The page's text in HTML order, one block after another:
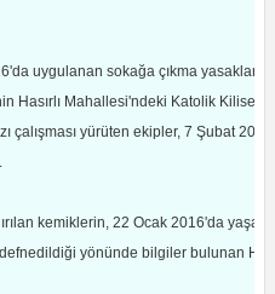
uygulanan sokağa çıkma
Hasırlı Mahallesi'ndeki Katolik Kilisesi
çalışması yürüten ekipler, 7 Şubat
kemiklerin, 22 Ocak 2016'da
defnedildiği yönünde bilgiler bulunan